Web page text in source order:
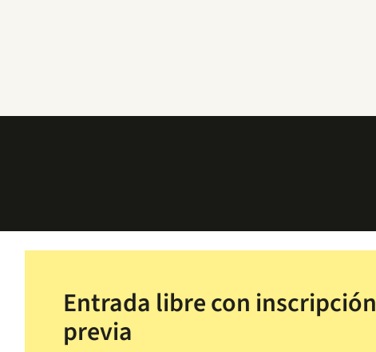
Entrada libre con inscripción
previa